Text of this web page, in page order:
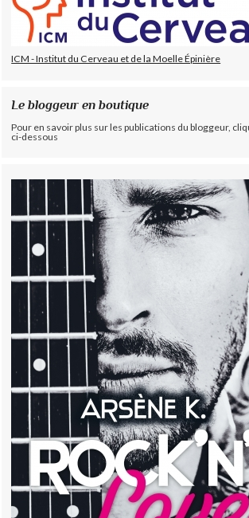
ICM - Institut du Cerveau et de la Moelle Épinière
Le bloggeur en boutique
Pour en savoir plus sur les publications du bloggeur,
ci-dessous